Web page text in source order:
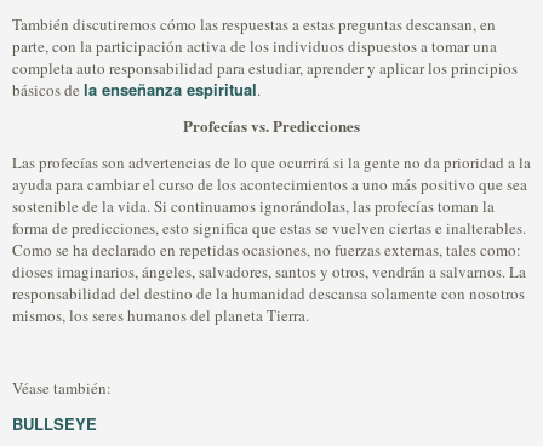
También discutiremos cómo las respuestas a estas preguntas descansan, en
parte, con la participación activa de los individuos dispuestos a tomar una
completa auto responsabilidad para estudiar, aprender y aplicar los principios
básicos de la enseñanza espiritual.
Profecías vs. Predicciones
Las profecías son advertencias de lo que ocurrirá si la gente no da prioridad a la
ayuda para cambiar el curso de los acontecimientos a uno más positivo que sea
sostenible de la vida. Si continuamos ignorándolas, las profecías toman la
forma de predicciones, esto significa que estas se vuelven ciertas e inalterables.
Como se ha declarado en repetidas ocasiones, no fuerzas externas, tales como:
dioses imaginarios, ángeles, salvadores, santos y otros, vendrán a salvarnos. La
responsabilidad del destino de la humanidad descansa solamente con nosotros
mismos, los seres humanos del planeta Tierra.
Véase también:
BULLSEYE